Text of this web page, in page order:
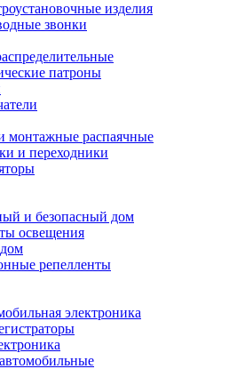
изделия
звонки
патроны
монтажные распаячные
и переходники
и безопасный дом
освещения
репелленты
электроника